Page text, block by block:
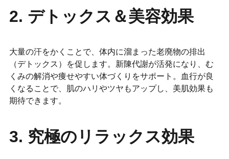
2. デトックス＆美容効果
大量の汗をかくことで、体内に溜まった老廃物の排出
（デトックス）を促します。新陳代謝が活発になり、む
くみの解消や痩せやすい体づくりをサポート。血行が良
くなることで、肌のハリやツヤもアップし、美肌効果も
期待できます。
3. 究極のリラックス効果